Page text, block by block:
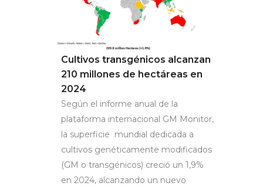
Cultivos transgénicos alcanzan
210 millones de hectáreas en
2024
Según el informe anual de la
plataforma internacional GM Monitor,
la superficie mundial dedicada a
cultivos genéticamente modificados
(GM o transgénicos) creció un 1,9%
en 2024, alcanzando un nuevo